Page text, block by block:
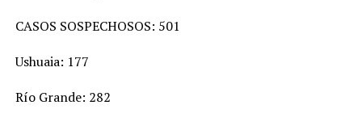
CASOS SOSPECHOSOS: 501
Ushuaia: 177
Río Grande: 282